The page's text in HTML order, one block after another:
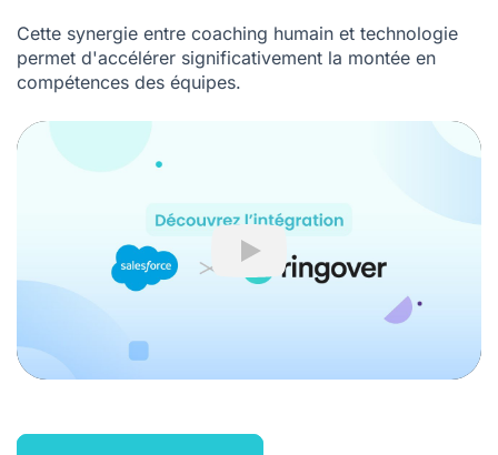
Cette synergie entre coaching humain et technologie
permet d'accélérer significativement la montée en
compétences des équipes.
Play